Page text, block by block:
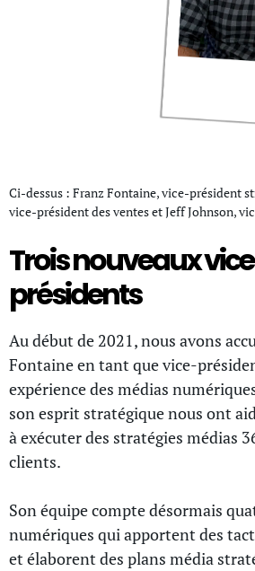
Ci-dessus : Franz Fontaine, vice-président
vice-président des ventes et Jeff Johnson,
Trois nouveaux
présidents
Au début de 2021, nous avons
Fontaine en tant que vice-
expérience des médias
son esprit stratégique nous ont
à exécuter des stratégies médias
clients.
Son équipe compte désormais
numériques qui apportent des
et élaborent des plans média